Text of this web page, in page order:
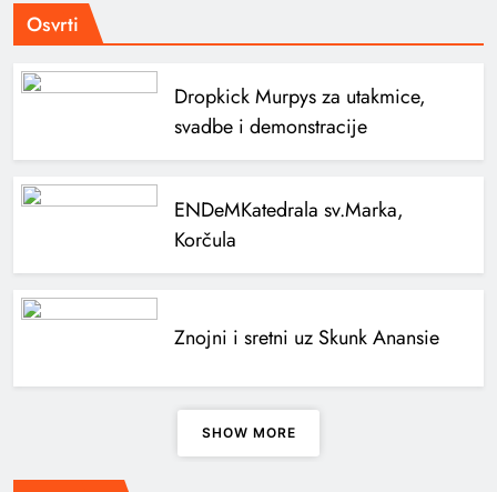
Osvrti
Dropkick Murpys za utakmice,
svadbe i demonstracije
ENDeMKatedrala sv.Marka,
Korčula
Znojni i sretni uz Skunk Anansie
SHOW MORE